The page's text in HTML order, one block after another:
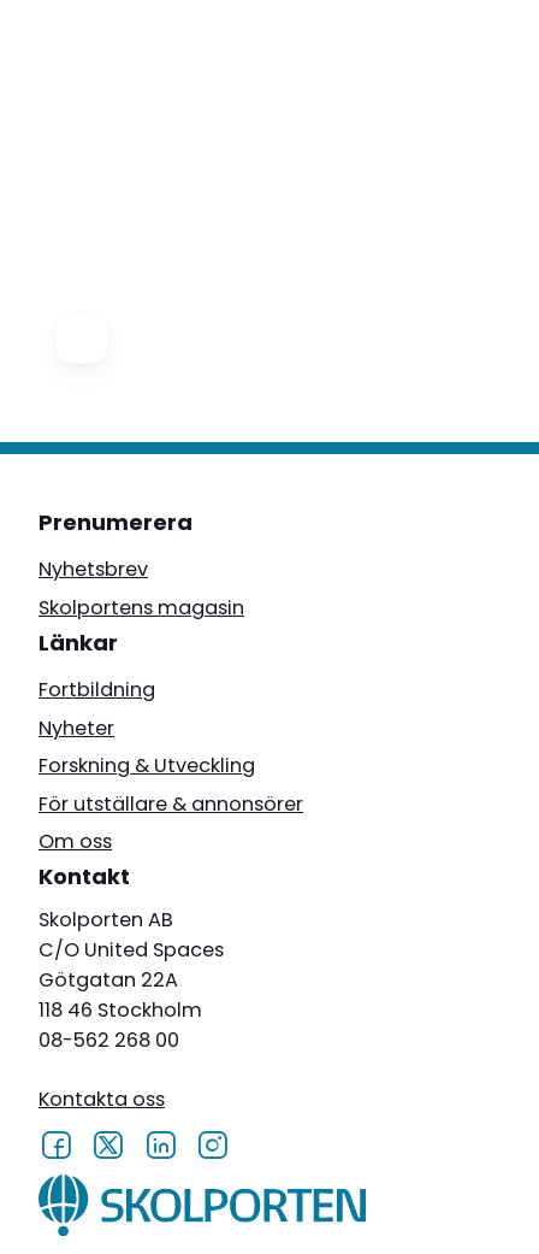
Prenumerera
Nyhetsbrev
Skolportens magasin
Länkar
Fortbildning
Nyheter
Forskning & Utveckling
För utställare & annonsörer
Om oss
Kontakt
Skolporten AB
C/O United Spaces
Götgatan 22A
118 46 Stockholm
08-562 268 00
Kontakta oss